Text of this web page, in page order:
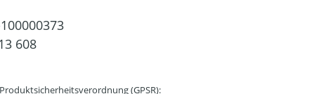
608
(GPSR):